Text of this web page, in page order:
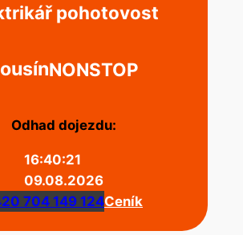
pohotovost
NONSTOP
Odhad dojezdu:
16:40:21
09.08.2026
704 149 124Ceník